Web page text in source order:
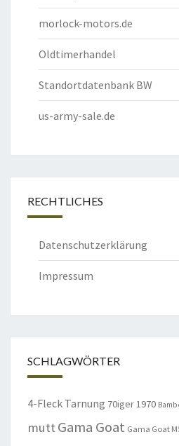
morlock-motors.de
Oldtimerhandel
Standortdatenbank BW
us-army-sale.de
RECHTLICHES
Datenschutzerklärung
Impressum
SCHLAGWÖRTER
4-Fleck Tarnung 70iger1970
mutt Gama Goat Gama Goat